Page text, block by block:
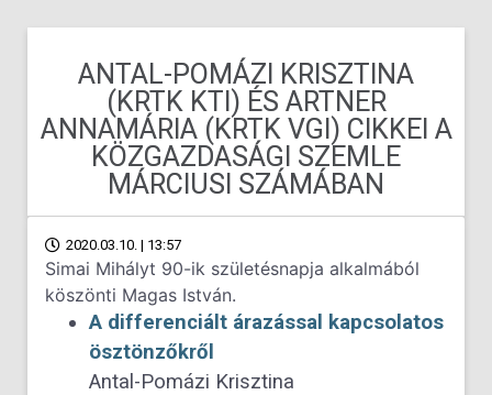
ANTAL-POMÁZI KRISZTINA
(KRTK KTI) ÉS ARTNER
ANNAMÁRIA (KRTK VGI) CIKKEI A
KÖZGAZDASÁGI SZEMLE
MÁRCIUSI SZÁMÁBAN
2020.03.10. | 13:57
Simai Mihályt 90-ik születésnapja alkalmából
köszönti Magas István.
A differenciált árazással kapcsolatos
ösztönzőkről
Antal-Pomázi Krisztina